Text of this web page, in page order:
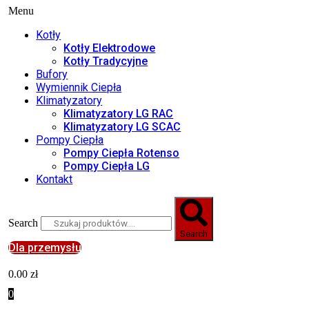
Menu
Kotły
Kotły Elektrodowe
Kotły Tradycyjne
Bufory
Wymiennik Ciepła
Klimatyzatory
Klimatyzatory LG RAC
Klimatyzatory LG SCAC
Pompy Ciepła
Pompy Ciepła Rotenso
Pompy Ciepła LG
Kontakt
Search
Search
Dla przemysłu
0.00zł
0